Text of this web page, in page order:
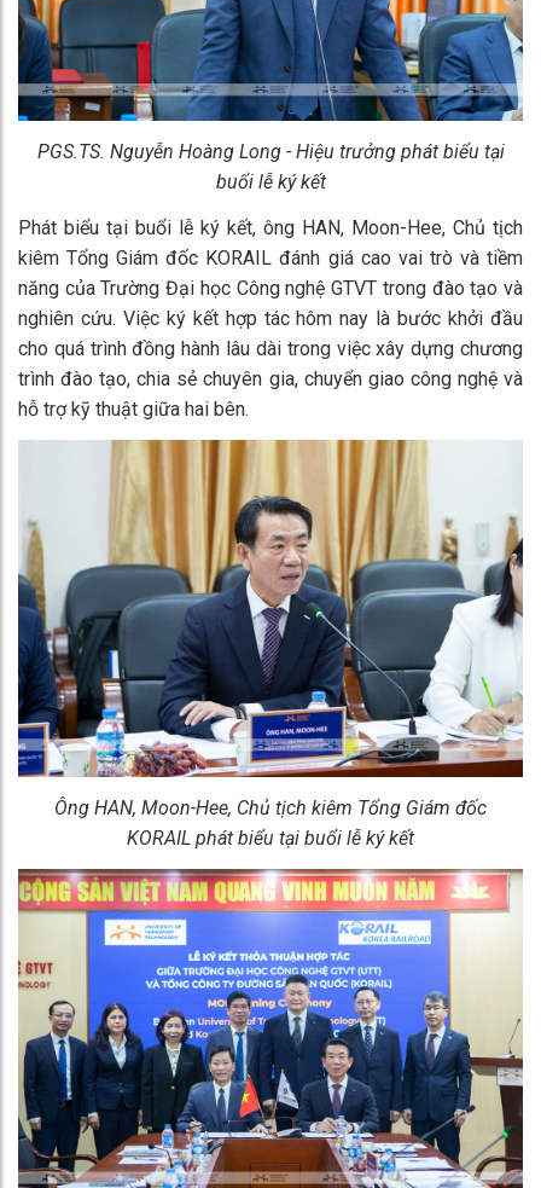
PGS.TS. Nguyễn Hoàng Long - Hiệu trưởng phát biểu tại
buổi lễ ký kết
Phát biểu tại buổi lễ ký kết, ông HAN, Moon-Hee, Chủ tịch
kiêm Tổng Giám đốc KORAIL đánh giá cao vai trò và tiềm
năng của Trường Đại học Công nghệ GTVT trong đào tạo và
nghiên cứu. Việc ký kết hợp tác hôm nay là bước khởi đầu
cho quá trình đồng hành lâu dài trong việc xây dựng chương
trình đào tạo, chia sẻ chuyên gia, chuyển giao công nghệ và
hỗ trợ kỹ thuật giữa hai bên.
Ông HAN, Moon-Hee, Chủ tịch kiêm Tổng Giám đốc
KORAIL phát biểu tại buổi lễ ký kết